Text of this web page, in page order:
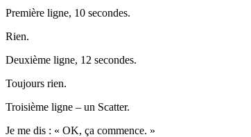
Première ligne, 10 secondes.
Rien.
Deuxième ligne, 12 secondes.
Toujours rien.
Troisième ligne – un Scatter.
Je me dis : « OK, ça commence. »